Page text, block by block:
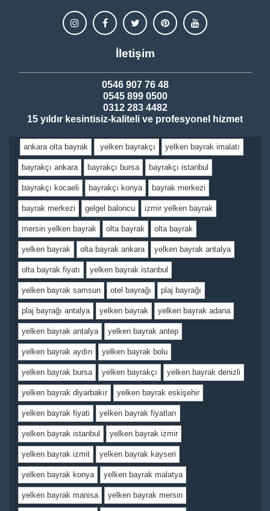
İletişim
0546 907 76 48
0545 899 0500
0312 283 4482
15 yıldır kesintisiz-kaliteli ve profesyonel hizmet
ankara olta bayrak yelken bayrakçı yelken bayrak imalatı
bayrakçı ankara bayrakçı bursa bayrakçı istanbul
bayrakçı kocaeli bayrakçı konya bayrak merkezi
bayrak merkezi gelgel baloncu izmir yelken bayrak
mersin yelken bayrak olta bayrak olta bayrak
yelken bayrak olta bayrak ankara yelken bayrak antalya
olta bayrak fiyatı yelken bayrak istanbul
yelken bayrak samsun otel bayrağı plaj bayrağı
plaj bayrağı antalya yelken bayrak yelken bayrak adana
yelken bayrak antalya yelken bayrak antep
yelken bayrak aydın yelken bayrak bolu
yelken bayrak bursa yelken bayrakçı yelken bayrak denizli
yelken bayrak diyarbakır yelken bayrak eskişehir
yelken bayrak fiyati yelken bayrak fiyatları
yelken bayrak istanbul yelken bayrak izmir
yelken bayrak izmit yelken bayrak kayseri
yelken bayrak konya yelken bayrak malatya
yelken bayrak manisa yelken bayrak mersin